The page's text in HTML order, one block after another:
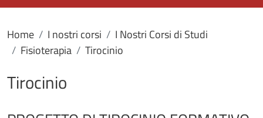
Home I nostri corsi
I Nostri Corsi di Studi
Fisioterapia
Tirocinio
Tirocinio